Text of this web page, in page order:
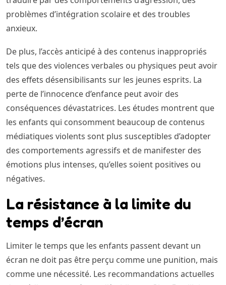
problèmes d’intégration scolaire et des troubles
anxieux.
De plus, l’accès anticipé à des contenus inappropriés
tels que des violences verbales ou physiques peut avoir
des effets désensibilisants sur les jeunes esprits. La
perte de l’innocence d’enfance peut avoir des
conséquences dévastatrices. Les études montrent que
les enfants qui consomment beaucoup de contenus
médiatiques violents sont plus susceptibles d’adopter
des comportements agressifs et de manifester des
émotions plus intenses, qu’elles soient positives ou
négatives.
La résistance à la limite du
temps d’écran
Limiter le temps que les enfants passent devant un
écran ne doit pas être perçu comme une punition, mais
comme une nécessité. Les recommandations actuelles